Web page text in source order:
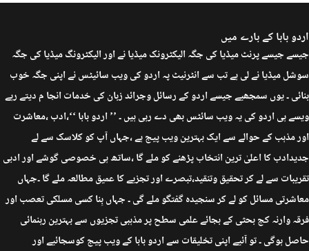
اردو بابا کے بارے میں
جیسے جیسے پرنٹ میڈیا کی جگہ الیکٹرونک میڈیا نے اور الیکٹرونگ میڈیا کی جگہ
سوشل میڈیا نے لی ہے تب سے انٹرنیٹ پہ اردو کی ویب سائیٹس نے اپنی جگہ خوب
بنائی ۔ یوں سمجھیے جیسے اردو کے رسائل وجرائد زبان کی خدمات انجا م دیتے رہے
ویسے ہی اردو کی یہ ویب سائٹس بھی دے رہی ہیں ۔ ’’ اردو بابا ‘‘،ادب ،معاشرت
اور مذہب کے حوالے سے ایک بہترین ویب پیج ہے ،جہاں آپ کو کلاسک سے لے
جدیدادب کا اعلیٰ ترین انتخاب پڑھنے کو ملے گا ،ساتھ ہی خصوصی گوشے اور ادبی
تقریبات سے لے کر تحقیق وتنقید،تبصرے اور تجزیے کا عمیق مطالعہ ملے گا ۔جہاں
معاشرتی مسائل کو لے کر سنجیدہ گفتگو ملے گی ۔ جہاں بِنا کسی مسلکی تعصب اور
فرقہ وارنہ کج بحثی کے بجائے علمی سطح پر مذہبی تجزیوں سے بہترین رہنمائی
حاصل ہوگی ۔ تو آئیے اپنی تخلیقات سے اردو بابا کے ویب پیج کوسجائیے اور